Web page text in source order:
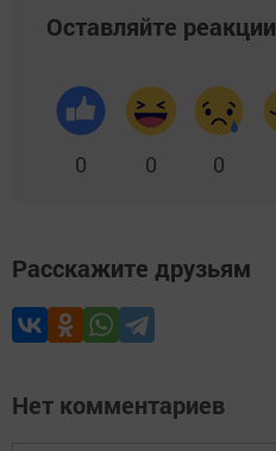
Оставляйте реакции
0 0 0
Расскажите друзьям
Нет комментариев